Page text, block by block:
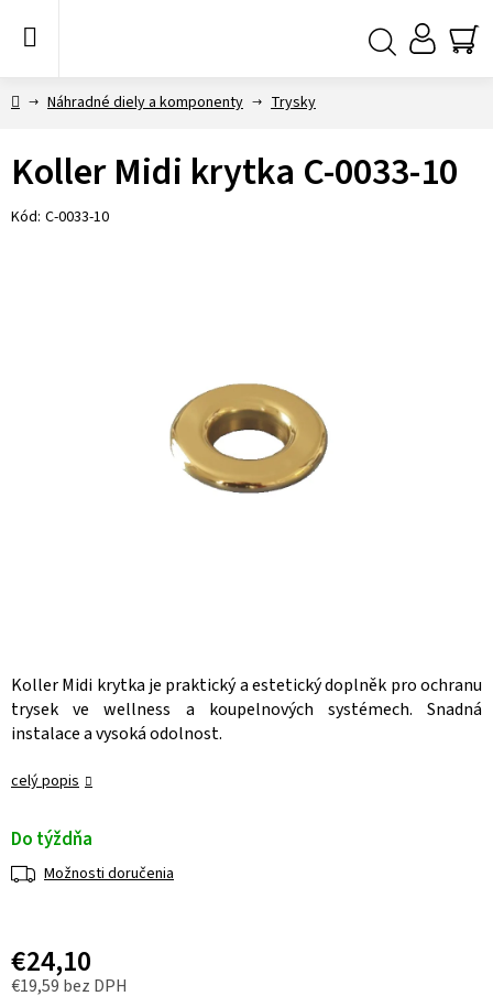
DomovNáhradné diely a komponenty Trysky
Koller Midi krytka je praktický a estetický doplněk pro ochranu
trysek ve wellness a koupelnových systémech. Snadná
instalace a vysoká odolnost.
celý popis
Do týždňa
Možnosti doručenia
€24,10
€19,59 bez DPH
Koller Midi krytka C-0033-10
Kód: C-0033-10